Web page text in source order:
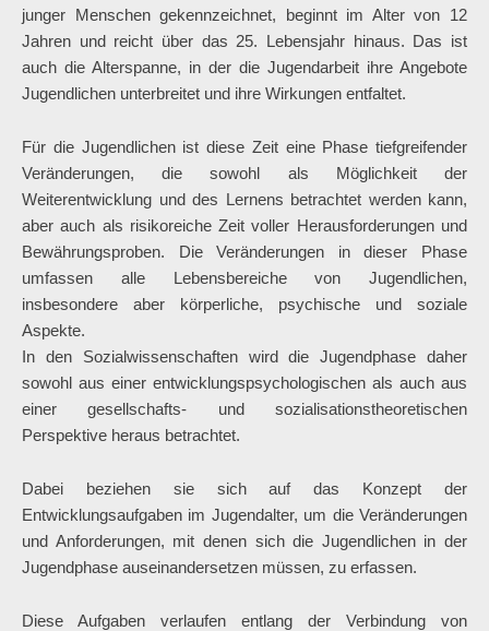
junger Menschen gekennzeichnet, beginnt im Alter von 12
Jahren und reicht über das 25. Lebensjahr hinaus. Das ist
auch die Alterspanne, in der die Jugendarbeit ihre Angebote
Jugendlichen unterbreitet und ihre Wirkungen entfaltet.
Für die Jugendlichen ist diese Zeit eine Phase tiefgreifender
Veränderungen, die sowohl als Möglichkeit der
Weiterentwicklung und des Lernens betrachtet werden kann,
aber auch als risikoreiche Zeit voller Herausforderungen und
Bewährungsproben. Die Veränderungen in dieser Phase
umfassen alle Lebensbereiche von Jugendlichen,
insbesondere aber körperliche, psychische und soziale
Aspekte.
In den Sozialwissenschaften wird die Jugendphase daher
sowohl aus einer entwicklungspsychologischen als auch aus
einer gesellschafts- und sozialisationstheoretischen
Perspektive heraus betrachtet.
Dabei beziehen sie sich auf das Konzept der
Entwicklungsaufgaben im Jugendalter, um die Veränderungen
und Anforderungen, mit denen sich die Jugendlichen in der
Jugendphase auseinandersetzen müssen, zu erfassen.
Diese Aufgaben verlaufen entlang der Verbindung von